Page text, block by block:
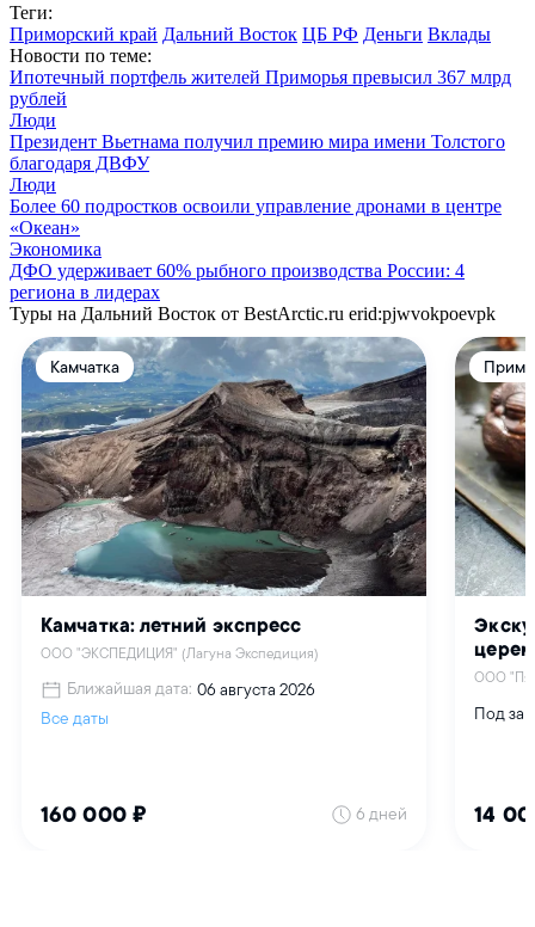
Теги:
Приморский край Дальний Восток ЦБ РФ Деньги Вклады
Новости по теме:
Ипотечный портфель жителей Приморья превысил 367 млрд
рублей
Люди
Президент Вьетнама получил премию мира имени Толстого
благодаря ДВФУ
Люди
Более 60 подростков освоили управление дронами в центре
«Океан»
Экономика
ДФО удерживает 60% рыбного производства России: 4
региона в лидерах
Туры на Дальний Восток от BestArctic.ru erid:pjwvokpoevpk